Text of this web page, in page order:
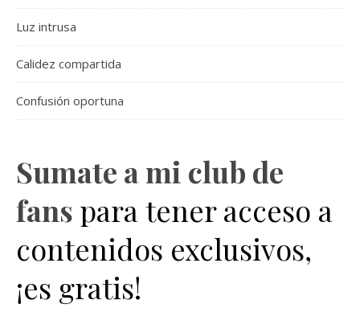
Luz intrusa
Calidez compartida
Confusión oportuna
Sumate a mi club de
fans para tener acceso a
contenidos exclusivos,
¡es gratis!